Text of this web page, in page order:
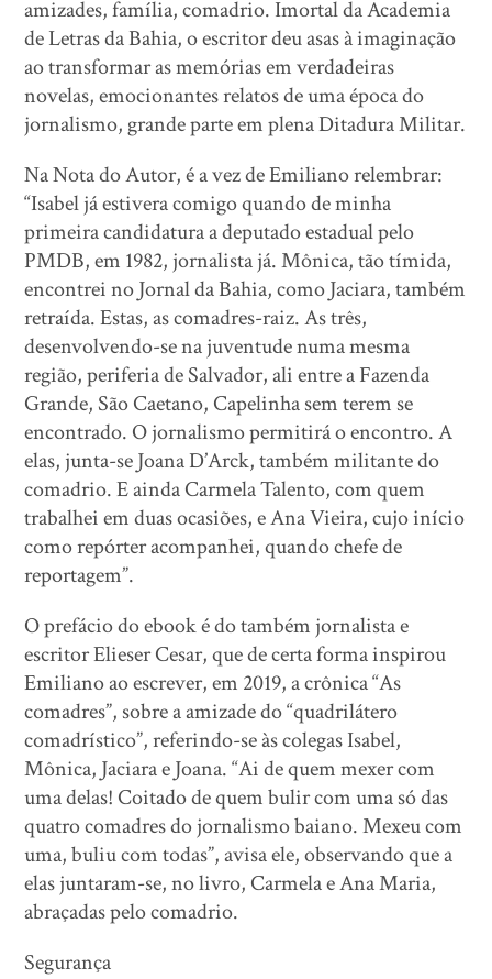
amizades, família, comadrio. Imortal da Academia
de Letras da Bahia, o escritor deu asas à imaginação
ao transformar as memórias em verdadeiras
novelas, emocionantes relatos de uma época do
jornalismo, grande parte em plena Ditadura Militar.
Na Nota do Autor, é a vez de Emiliano relembrar:
“Isabel já estivera comigo quando de minha
primeira candidatura a deputado estadual pelo
PMDB, em 1982, jornalista já. Mônica, tão tímida,
encontrei no Jornal da Bahia, como Jaciara, também
retraída. Estas, as comadres-raiz. As três,
desenvolvendo-se na juventude numa mesma
região, periferia de Salvador, ali entre a Fazenda
Grande, São Caetano, Capelinha sem terem se
encontrado. O jornalismo permitirá o encontro. A
elas, junta-se Joana D’Arck, também militante do
comadrio. E ainda Carmela Talento, com quem
trabalhei em duas ocasiões, e Ana Vieira, cujo início
como repórter acompanhei, quando chefe de
reportagem”.
O prefácio do ebook é do também jornalista e
escritor Elieser Cesar, que de certa forma inspirou
Emiliano ao escrever, em 2019, a crônica “As
comadres”, sobre a amizade do “quadrilátero
comadrístico”, referindo-se às colegas Isabel,
Mônica, Jaciara e Joana. “Ai de quem mexer com
uma delas! Coitado de quem bulir com uma só das
quatro comadres do jornalismo baiano. Mexeu com
uma, buliu com todas”, avisa ele, observando que a
elas juntaram-se, no livro, Carmela e Ana Maria,
abraçadas pelo comadrio.
Segurança